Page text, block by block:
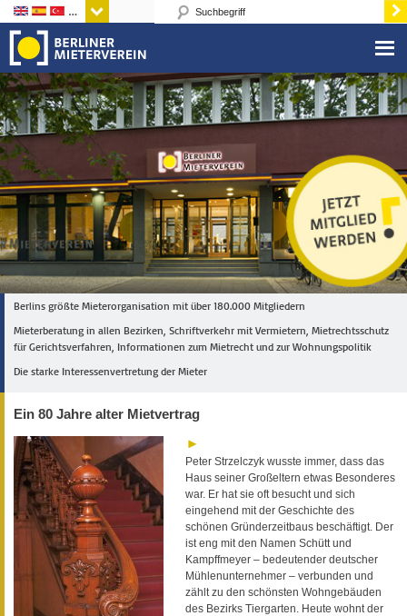
Sprachen
Berlins größte Mieterorganisation mit über 180.000 Mitgliedern
Mieterberatung in allen Bezirken, Schriftverkehr mit Vermietern, Mietrechtsschutz
für Gerichtsverfahren, Informationen zum Mietrecht und zur Wohnungspolitik
Die starke Interessenvertretung der Mieter
Ein 80 Jahre alter Mietvertrag
Peter Strzelczyk wusste immer, dass das
Haus seiner Großeltern etwas Besonderes
war. Er hat sie oft besucht und sich
eingehend mit der Geschichte des
schönen Gründerzeitbaus beschäftigt. Der
ist eng mit den Namen Schütt und
Kampffmeyer – bedeutender deutscher
Mühlenunternehmer – verbunden und
zählt zu den schönsten Wohngebäuden
des Bezirks Tiergarten. Heute wohnt der